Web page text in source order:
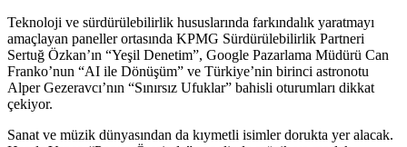
Teknoloji ve sürdürülebilirlik hususlarında farkındalık yaratmayı
amaçlayan paneller ortasında KPMG Sürdürülebilirlik Partneri
Sertuğ Özkan’ın “Yeşil Denetim”, Google Pazarlama Müdürü Can
Franko’nun “AI ile Dönüşüm” ve Türkiye’nin birinci astronotu
Alper Gezeravcı’nın “Sınırsız Ufuklar” bahisli oturumları dikkat
çekiyor.
Sanat ve müzik dünyasından da kıymetli isimler dorukta yer alacak.